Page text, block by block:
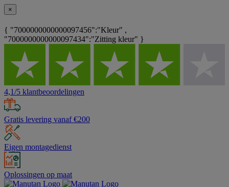
×
{ "7000000000000097456":"Kleur" ,
"7000000000000097434":"Zitting kleur" }
4,1/5 klantbeoordelingen
Gratis levering vanaf €200
Eigen montagedienst
Oplossingen op maat